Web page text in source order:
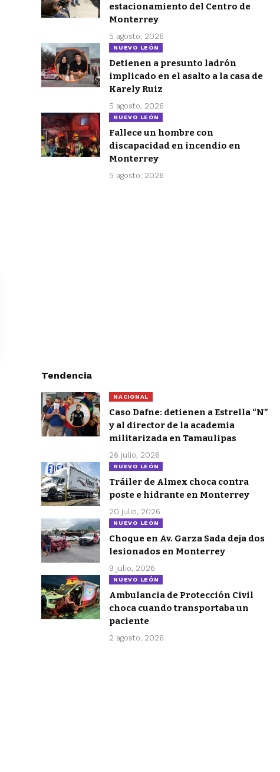
estacionamiento del Centro de
Monterrey
5 agosto, 2026
NUEVO LEÓN
Detienen a presunto ladrón
implicado en el asalto a la casa de
Karely Ruiz
5 agosto, 2026
NUEVO LEÓN
Fallece un hombre con
discapacidad en incendio en
Monterrey
5 agosto, 2026
Tendencia
NACIONAL
Caso Dafne: detienen a Estrella “N”
y al director de la academia
militarizada en Tamaulipas
26 julio, 2026
NUEVO LEÓN
Tráiler de Almex choca contra
poste e hidrante en Monterrey
20 julio, 2026
NUEVO LEÓN
Choque en Av. Garza Sada deja dos
lesionados en Monterrey
9 julio, 2026
NUEVO LEÓN
Ambulancia de Protección Civil
choca cuando transportaba un
paciente
2 agosto, 2026